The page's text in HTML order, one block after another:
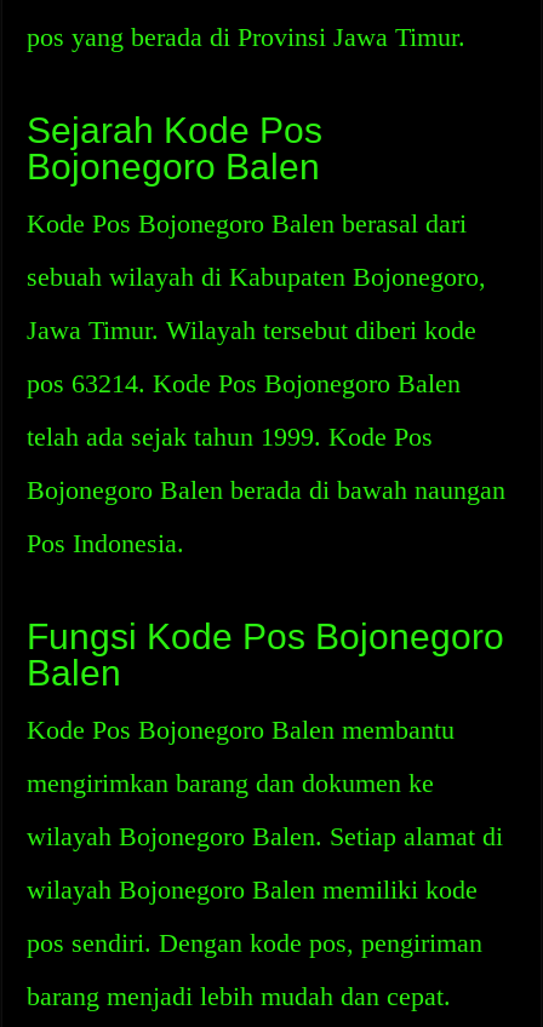
pos yang berada di Provinsi Jawa Timur.
Sejarah Kode Pos
Bojonegoro Balen
Kode Pos Bojonegoro Balen berasal dari
sebuah wilayah di Kabupaten Bojonegoro,
Jawa Timur. Wilayah tersebut diberi kode
pos 63214. Kode Pos Bojonegoro Balen
telah ada sejak tahun 1999. Kode Pos
Bojonegoro Balen berada di bawah naungan
Pos Indonesia.
Fungsi Kode Pos Bojonegoro
Balen
Kode Pos Bojonegoro Balen membantu
mengirimkan barang dan dokumen ke
wilayah Bojonegoro Balen. Setiap alamat di
wilayah Bojonegoro Balen memiliki kode
pos sendiri. Dengan kode pos, pengiriman
barang menjadi lebih mudah dan cepat.